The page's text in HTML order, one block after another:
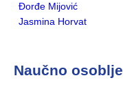
Đorđe Mijović
Jasmina Horvat
Naučno osoblje